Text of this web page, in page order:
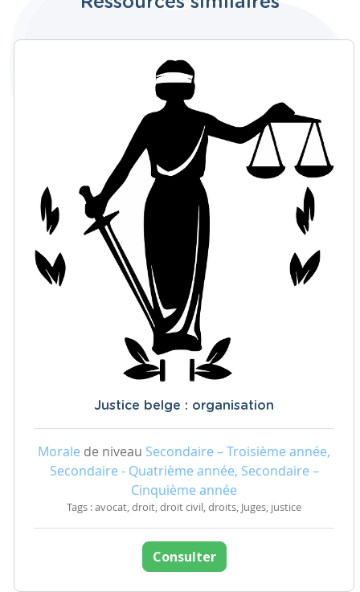
Justice belge : organisation
Morale de niveau Secondaire – Troisième année,
Secondaire - Quatrième année, Secondaire –
Cinquième année
Tags : avocat, droit, droit civil, droits, Juges, justice
Consulter